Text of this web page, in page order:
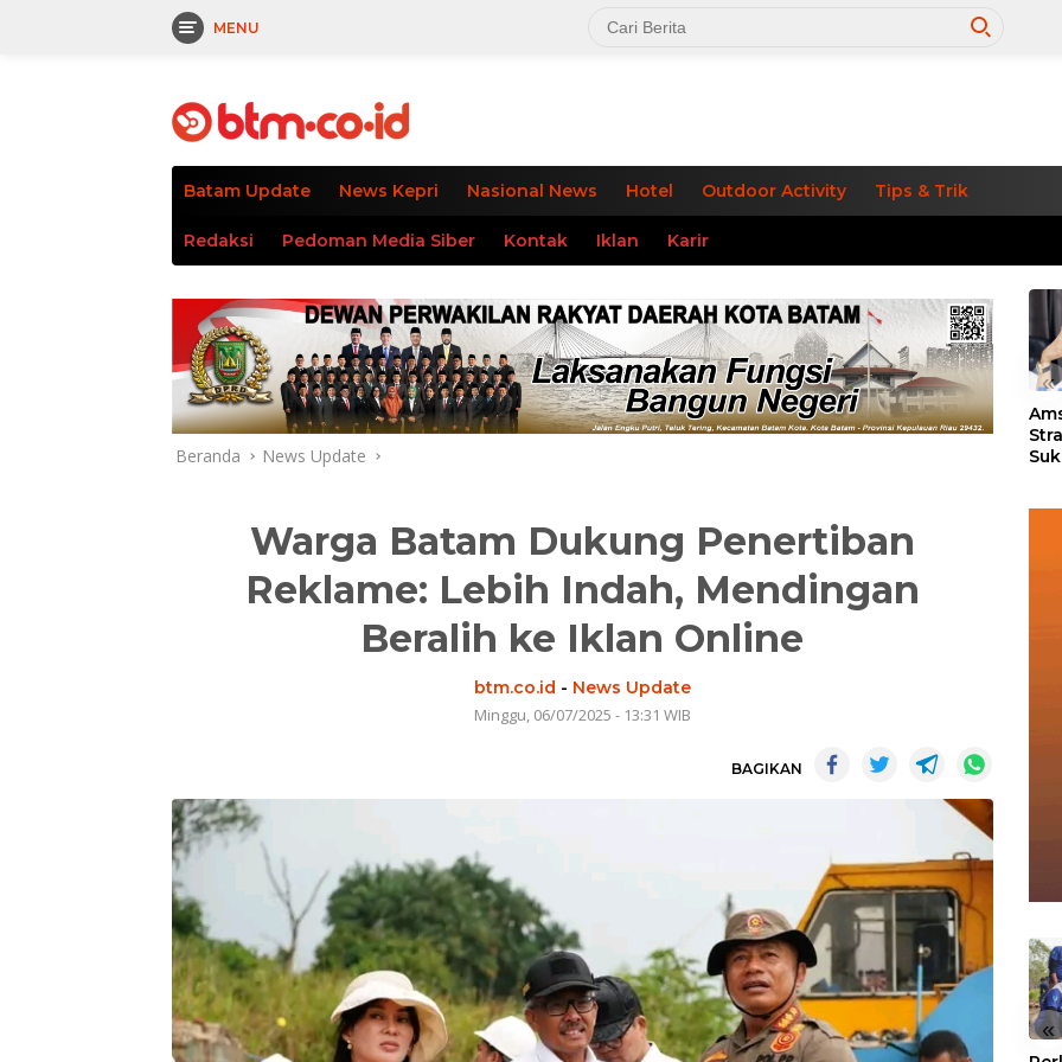
MENU
Batam Update News Kepri Nasional News Hotel Outdoor Activity Tips & Trik
Redaksi Pedoman Media Siber Kontak Iklan Karir
Beranda News Update
Warga Batam Dukung Penertiban
Reklame: Lebih Indah, Mendingan
Beralih ke Iklan Online
btm.co.id - News Update
Minggu, 06/07/2025 - 13:31 WIB
BAGIKAN
«
«